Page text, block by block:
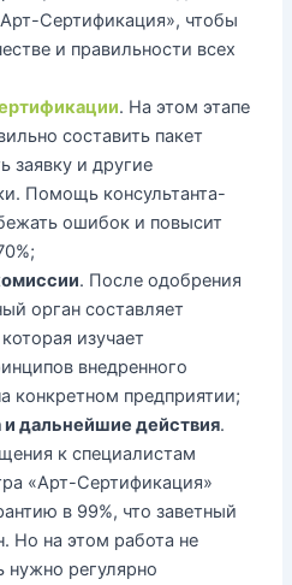
Сертификация», чтобы
и правильности всех
. На этом этапе
составить пакет
заявку и другие
Помощь консультанта-
ошибок и повысит
. После одобрения
орган составляет
изучает
внедренного
конкретном предприятии;
дальнейшие действия.
к специалистам
«Арт-Сертификация»
в 99%, что заветный
Но на этом работа не
нужно регулярно